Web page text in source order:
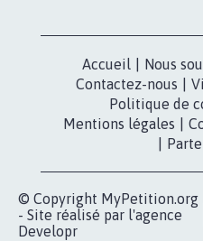
Accueil Nous
Contactez-nous
Politique de
Mentions légales
© Copyright MyPetition.org
- Site réalisé par l'agence
Developr